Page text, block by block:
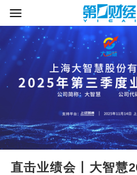
直击业绩会丨大智慧